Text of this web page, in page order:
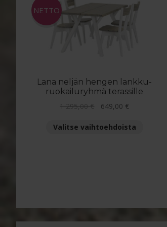
Lana neljän hengen lankku-
ruokailuryhmä terassille
NETTO
1 295,00€
Alkuperäinen
oli:
649,00 €
on:
Valitse vaihtoehdoista